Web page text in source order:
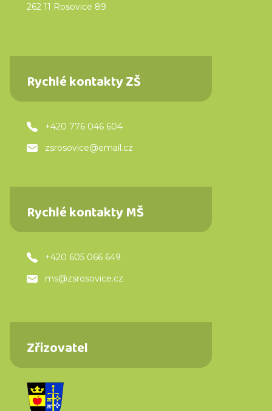
262 11 Rosovice 89
Rychlé kontakty ZŠ
+420 776 046 604
zsrosovice@email.cz
Rychlé kontakty MŠ
+420 605 066 649
ms@zsrosovice.cz
Zřizovatel